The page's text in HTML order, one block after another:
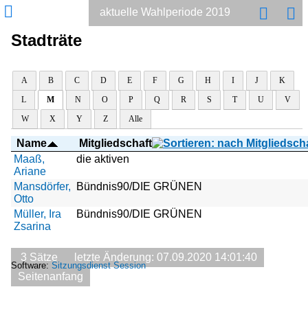
aktuelle Wahlperiode 2019
Stadträte
A B C D E F G H I J
K
L
M N O P Q R S T U
V
W
X Y Z Alle
Name
Mitgliedschaft
Maaß,
Ariane
die aktiven
Mansdörfer,
Otto
Bündnis90/DIE GRÜNEN
Müller, Ira
Zsarina
Bündnis90/DIE GRÜNEN
3 Sätze
letzte Änderung: 07.09.2020 14:01:40
Seitenanfang
Software: Sitzungsdienst Session